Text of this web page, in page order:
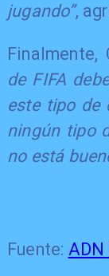
jugando”,
Finalmente,
de FIFA
este tipo de
ningún tipo
no está
Fuente: ADN